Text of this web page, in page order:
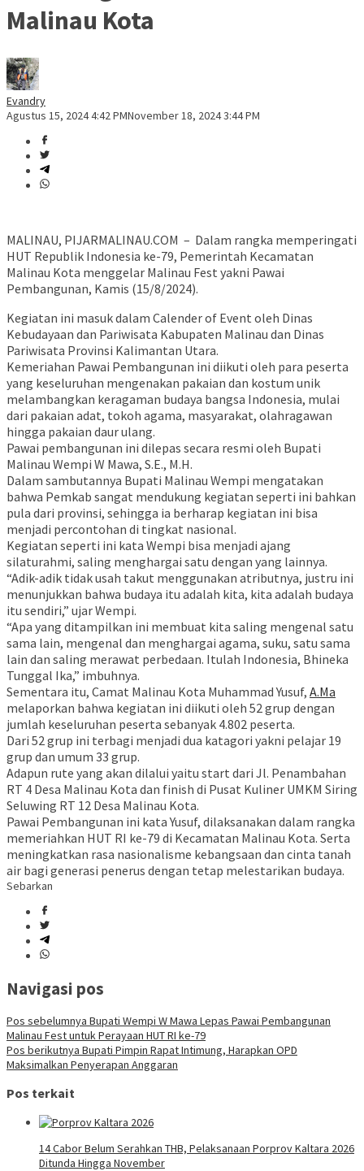
Malinau Kota
Evandry
Agustus 15, 2024 4:42 PMNovember 18, 2024 3:44 PM
MALINAU, PIJARMALINAU.COM – Dalam rangka memperingati
HUT Republik Indonesia ke-79, Pemerintah Kecamatan
Malinau Kota menggelar Malinau Fest yakni Pawai
Pembangunan, Kamis (15/8/2024).
Kegiatan ini masuk dalam Calender of Event oleh Dinas
Kebudayaan dan Pariwisata Kabupaten Malinau dan Dinas
Pariwisata Provinsi Kalimantan Utara.
Kemeriahan Pawai Pembangunan ini diikuti oleh para peserta
yang keseluruhan mengenakan pakaian dan kostum unik
melambangkan keragaman budaya bangsa Indonesia, mulai
dari pakaian adat, tokoh agama, masyarakat, olahragawan
hingga pakaian daur ulang.
Pawai pembangunan ini dilepas secara resmi oleh Bupati
Malinau Wempi W Mawa, S.E., M.H.
Dalam sambutannya Bupati Malinau Wempi mengatakan
bahwa Pemkab sangat mendukung kegiatan seperti ini bahkan
pula dari provinsi, sehingga ia berharap kegiatan ini bisa
menjadi percontohan di tingkat nasional.
Kegiatan seperti ini kata Wempi bisa menjadi ajang
silaturahmi, saling menghargai satu dengan yang lainnya.
“Adik-adik tidak usah takut menggunakan atributnya, justru ini
menunjukkan bahwa budaya itu adalah kita, kita adalah budaya
itu sendiri,” ujar Wempi.
“Apa yang ditampilkan ini membuat kita saling mengenal satu
sama lain, mengenal dan menghargai agama, suku, satu sama
lain dan saling merawat perbedaan. Itulah Indonesia, Bhineka
Tunggal Ika,” imbuhnya.
Sementara itu, Camat Malinau Kota Muhammad Yusuf, A.Ma
melaporkan bahwa kegiatan ini diikuti oleh 52 grup dengan
jumlah keseluruhan peserta sebanyak 4.802 peserta.
Dari 52 grup ini terbagi menjadi dua katagori yakni pelajar 19
grup dan umum 33 grup.
Adapun rute yang akan dilalui yaitu start dari Jl. Penambahan
RT 4 Desa Malinau Kota dan finish di Pusat Kuliner UMKM Siring
Seluwing RT 12 Desa Malinau Kota.
Pawai Pembangunan ini kata Yusuf, dilaksanakan dalam rangka
memeriahkan HUT RI ke-79 di Kecamatan Malinau Kota. Serta
meningkatkan rasa nasionalisme kebangsaan dan cinta tanah
air bagi generasi penerus dengan tetap melestarikan budaya.
Sebarkan
Navigasi pos
Pos sebelumnya Bupati Wempi W Mawa Lepas Pawai Pembangunan
Malinau Fest untuk Perayaan HUT RI ke-79
Pos berikutnya Bupati Pimpin Rapat Intimung, Harapkan OPD
Maksimalkan Penyerapan Anggaran
Pos terkait
14 Cabor Belum Serahkan THB, Pelaksanaan Porprov Kaltara 2026
Ditunda Hingga November